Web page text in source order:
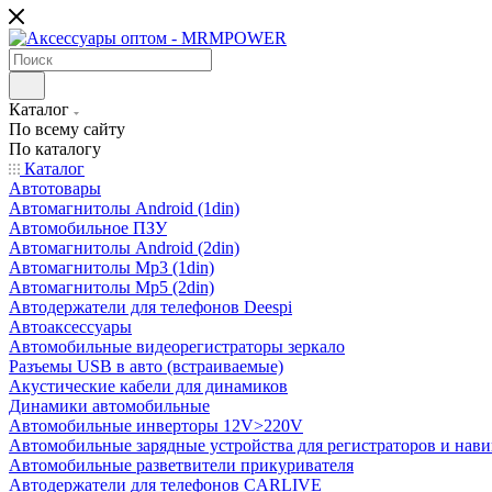
Каталог
По всему сайту
По каталогу
Каталог
Автотовары
Автомагнитолы Android (1din)
Автомобильное ПЗУ
Автомагнитолы Android (2din)
Автомагнитолы Mp3 (1din)
Автомагнитолы Mp5 (2din)
Автодержатели для телефонов Deespi
Автоаксессуары
Автомобильные видеорегистраторы зеркало
Разъемы USB в авто (встраиваемые)
Акустические кабели для динамиков
Динамики автомобильные
Автомобильные инверторы 12V>220V
Автомобильные зарядные устройства для регистраторов и
Автомобильные разветвители прикуривателя
Автодержатели для телефонов CARLIVE